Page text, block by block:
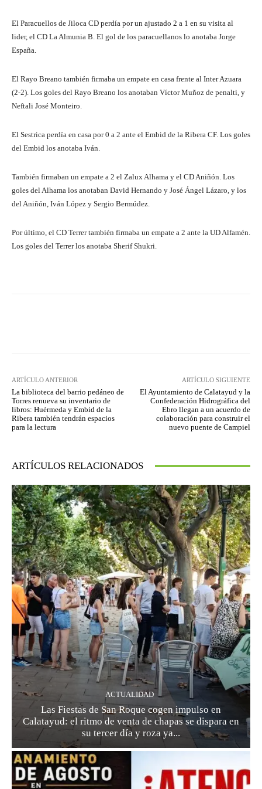
El Paracuellos de Jiloca CD perdía por un ajustado 2 a 1 en su visita al
lider, el CD La Almunia B. El gol de los paracuellanos lo anotaba Jorge
España.
El Rayo Breano también firmaba un empate en casa frente al Inter Azuara
(2-2). Los goles del Rayo Breano los anotaban Víctor Muñoz de penalti, y
Neftali José Monteiro.
El Sestrica perdía en casa por 0 a 2 ante el Embid de la Ribera CF. Los goles
del Embid los anotaba Iván.
También firmaban un empate a 2 el Zalux Alhama y el CD Aniñón. Los
goles del Alhama los anotaban David Hernando y José Ángel Lázaro, y los
del Aniñón, Iván López y Sergio Bermúdez.
Por último, el CD Terrer también firmaba un empate a 2 ante la UD Alfamén.
Los goles del Terrer los anotaba Sherif Shukri.
ARTÍCULO ANTERIOR
La biblioteca del barrio pedáneo de
Torres renueva su inventario de
libros: Huérmeda y Embid de la
Ribera también tendrán espacios
para la lectura
ARTÍCULO SIGUIENTE
El Ayuntamiento de Calatayud y la
Confederación Hidrográfica del
Ebro llegan a un acuerdo de
colaboración para construir el
nuevo puente de Campiel
ARTÍCULOS RELACIONADOS
ACTUALIDAD
Las Fiestas de San Roque cogen impulso en
Calatayud: el ritmo de venta de chapas se dispara en
su tercer día y roza ya...